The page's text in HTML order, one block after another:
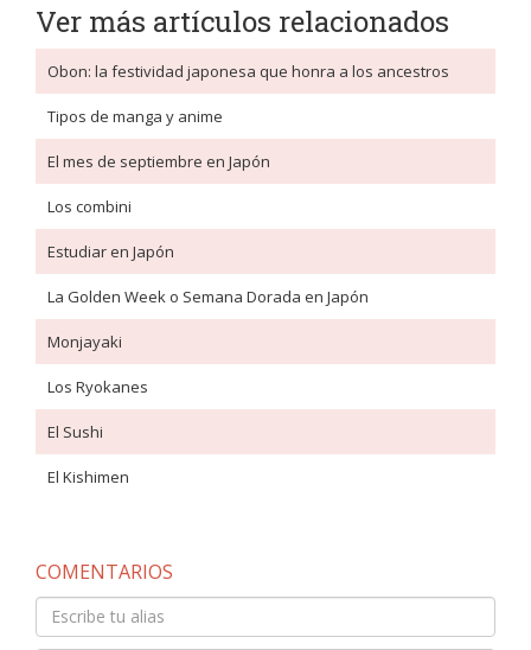
Ver más artículos relacionados
Obon: la festividad japonesa que honra a los ancestros
Tipos de manga y anime
El mes de septiembre en Japón
Los combini
Estudiar en Japón
La Golden Week o Semana Dorada en Japón
Monjayaki
Los Ryokanes
El Sushi
El Kishimen
COMENTARIOS